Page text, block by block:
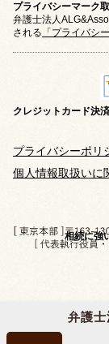
相続に強
弁護
プライバシーマーク
弁護士法人
される 「プライバシ
クレジットカード決
プライバシーポリ
個人情報取扱いに